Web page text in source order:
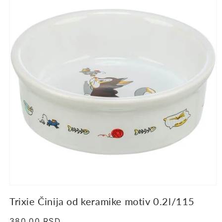
Trixie Činija od keramike motiv 0.2l/115